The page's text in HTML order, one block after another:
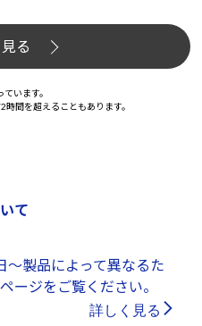
る
います。
間を超えることもあります。
て
～製品によって異なるた
ージをご覧ください。
詳しく見る